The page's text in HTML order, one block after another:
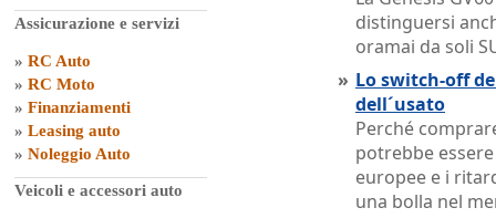
Assicurazione e servizi
» RC Auto
» RC Moto
» Finanziamenti
» Leasing auto
» Noleggio Auto
Veicoli e accessori auto
distinguersi
oramai da soli
» Lo switch-off
dell´usato
Perché
potrebbe
europee e i
una bolla nel